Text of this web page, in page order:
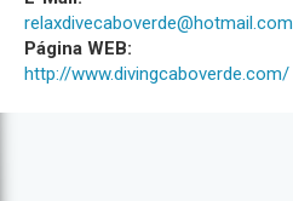
relaxdivecaboverde@hotmail.com
Página WEB:
http://www.divingcaboverde.com/